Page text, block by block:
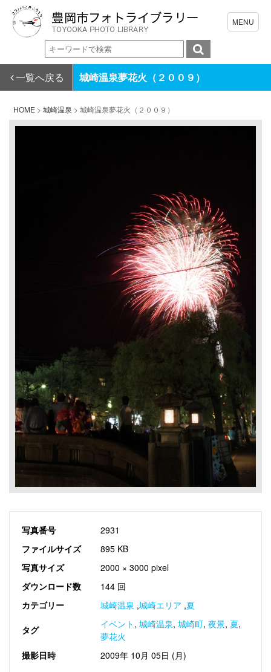
一覧へ戻る 城崎温泉夢花火（２００９）
HOME > 城崎温泉 > 城崎温泉夢花火（２００９）
写真番号
2931
ファイルサイズ
895 KB
写真サイズ
2000 × 3000 pixel
ダウンロード数
144 回
カテゴリー
城崎温泉 ,城崎エリア ,夏
タグ イベント , 城崎温泉, 城崎町, 夜景, 夏,
夢花火
撮影日時
2009年 10月 05日 (月)